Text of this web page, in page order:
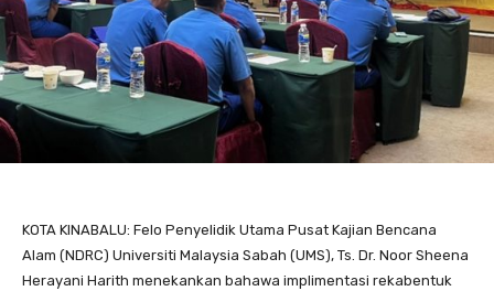
KOTA KINABALU: Felo Penyelidik Utama Pusat Kajian Bencana
Alam (NDRC) Universiti Malaysia Sabah (UMS), Ts. Dr. Noor Sheena
Herayani Harith menekankan bahawa implimentasi rekabentuk